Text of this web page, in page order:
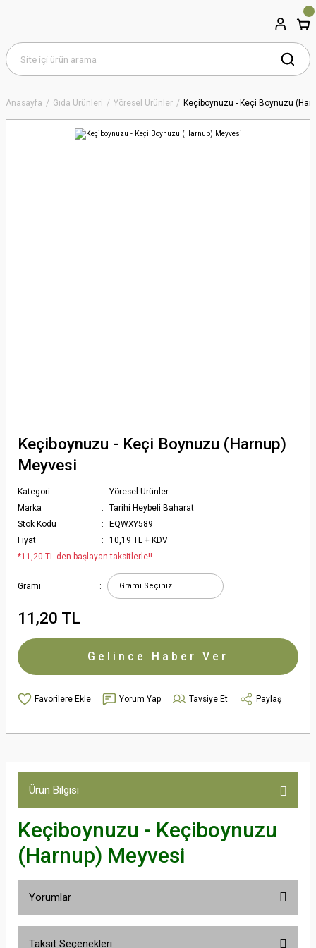
Anasayfa Gıda Ürünleri Yöresel Ürünler Keçiboynuzu - Keçi Boynuzu
Keçiboynuzu - Keçi Boynuzu (Harnup)
Meyvesi
Kategori
Yöresel Ürünler
Marka
Tarihi Heybeli Baharat
Stok Kodu
EQWXY589
Fiyat
10,19 TL + KDV
*11,20 TL den başlayan taksitlerle!!
Gramı
11,20 TL
Gelince Haber Ver
Yorum Yap Tavsiye Et Paylaş
Ürün Bilgisi
Keçiboynuzu - Keçiboynuzu
(Harnup) Meyvesi
Yorumlar
Taksit Seçenekleri